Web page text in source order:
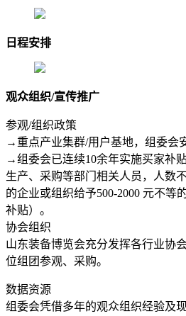
日程安排
观众组织/宣传推广
参观/组织政策
→重点产业集群/用户基地，组委会
→组委会已连续10余年实施买家补
生产、采购等部门相关人员，人数
的企业或组织给予500-2000 元不等
补贴）。
协会组织
山东装备博览会充分发挥各行业协
位组团参观、采购。
数据资源
组委会凭借多年的观众组织经验及